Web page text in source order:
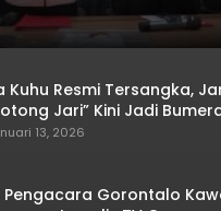
Kuhu Resmi Tersangka,
Jari” Kini Jadi
13, 2026
Pengacara Gorontalo